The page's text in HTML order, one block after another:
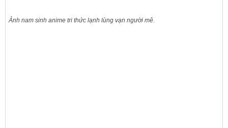
Ảnh nam sinh anime tri thức lạnh lùng vạn người mê.